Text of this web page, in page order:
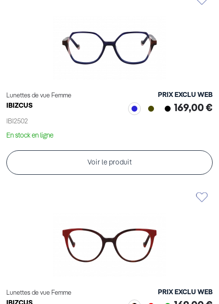
Lunettes de vue Femme
IBIZCUS
IBI2502
PRIX EXCLU WEB
169,00 €
En stock en ligne
Voir le produit
Lunettes de vue Femme PRIX EXCLU WEB